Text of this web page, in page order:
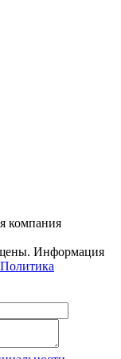
компания
Информация
Политика